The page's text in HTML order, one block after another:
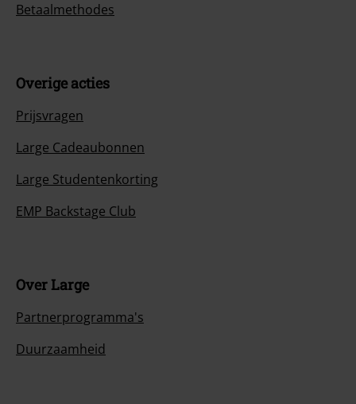
Betaalmethodes
Overige acties
Prijsvragen
Large Cadeaubonnen
Large Studentenkorting
EMP Backstage Club
Over Large
Partnerprogramma's
Duurzaamheid